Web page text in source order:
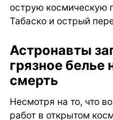
острую космическую
Табаско и острый
Астронавты
грязное белье
смерть
Несмотря на то, что
работ в открытом